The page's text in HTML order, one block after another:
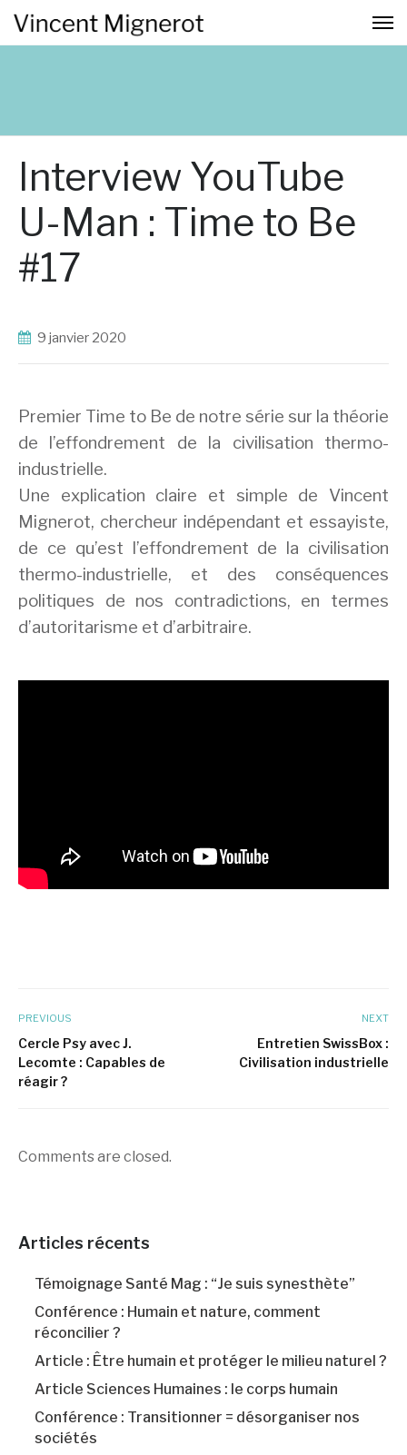
Interview YouTube
U-Man : Time to Be
#17
9 janvier 2020
Premier Time to Be de notre série sur la théorie
de l’effondrement de la civilisation thermo-
industrielle.
Une explication claire et simple de Vincent
Mignerot, chercheur indépendant et essayiste,
de ce qu’est l’effondrement de la civilisation
thermo-industrielle, et des conséquences
politiques de nos contradictions, en termes
d’autoritarisme et d’arbitraire.
PREVIOUS
Cercle Psy avec J.
Lecomte : Capables de
réagir ?
NEXT
Entretien SwissBox :
Civilisation industrielle
Comments are closed.
Articles récents
Témoignage Santé Mag : “Je suis synesthète”
Conférence : Humain et nature, comment
réconcilier ?
Article : Être humain et protéger le milieu naturel ?
Article Sciences Humaines : le corps humain
Conférence : Transitionner = désorganiser nos
sociétés